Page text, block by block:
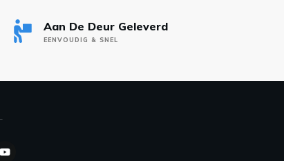
Aan De Deur Geleverd
EENVOUDIG & SNEL